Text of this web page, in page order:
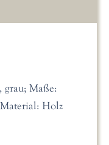
grau; Maße:
Holz